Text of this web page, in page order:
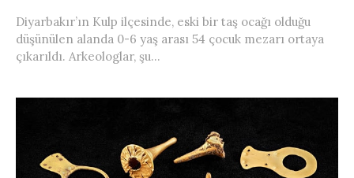
Diyarbakır’ın Kulp ilçesinde, eski bir taş ocağı olduğu
düşünülen alanda 0-6 yaş arası 54 çocuk mezarı ortaya
çıkarıldı. Arkeologlar, şu...